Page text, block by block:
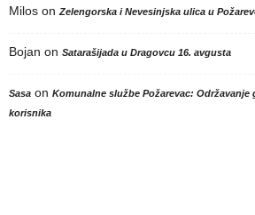
Milos on Zelengorska i Nevesinjska ulica u
Bojan on Satarašijada u Dragovcu 16. avgusta
Sasa on Komunalne službe Požarevac: Održavanje
korisnika